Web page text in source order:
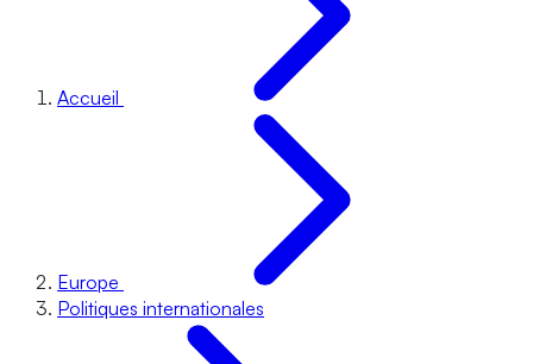
Accueil
Europe
Politiques internationales